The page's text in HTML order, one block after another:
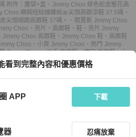
附件：塵袋+盒 、 Jimmy Choo 綠色蛇皮壓花高
Choo 綢緞紐結蝴蝶結🎀尖頭高跟涼鞋 37.5碼 、
尖頭細跟高跟鞋 37碼。
、 閒置新 Jimmy Choo
Choo 、 亮片 、 高跟鞋 、 鞋 、 亮片 Jimmy
Jimmy Choo 高跟鞋 、 Jimmy Choo 鞋 、 高跟鞋
Choo 、 小資 Jimmy Choo 、 熱門 Jimmy
Jimmy Choo、二手 高跟鞋、便宜 高跟鞋、小
跟鞋、推薦 高跟鞋、二手 鞋、便宜 鞋
看到完整內容和優惠價格
APP 下載
器 忍痛放棄